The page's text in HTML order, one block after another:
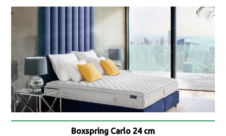
Boxspring Carlo 24 cm